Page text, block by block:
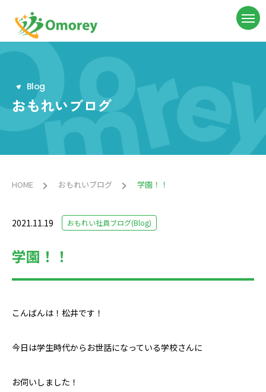
Blog
おもれいブログ
HOME おもれいブログ 学園！！
2021.11.19 おもれい社員ブログ(Blog)
学園！！
こんばんは！松井です！
今日は学生時代からお世話になっている学校さんに
お伺いしました！